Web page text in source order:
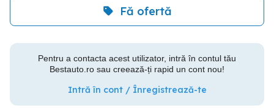
Fă ofertă
Pentru a contacta acest utilizator, intră în contul tău
Bestauto.ro sau creează-ți rapid un cont nou!
Intră în cont / Înregistrează-te